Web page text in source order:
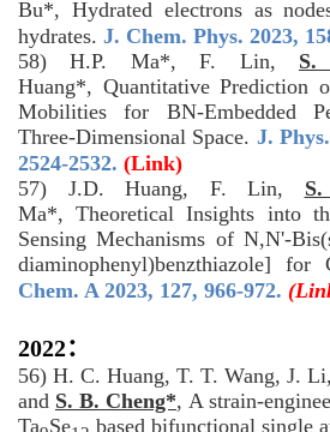
Bu*, Hydrated electrons as
hydrates. J. Chem. Phys. 2023,
58) H.P. Ma*, F. Lin, S.
Huang*, Quantitative Prediction
Mobilities for BN-Embedded
Three-Dimensional Space. J.
2524-2532. (Link)
57) J.D. Huang, F. Lin,
Ma*, Theoretical Insights into
Sensing Mechanisms of N,N'-
diaminophenyl)benzthiazole] for
Chem. A 2023, 127, 966-972.
2022：
56) H. C. Huang, T. T. Wang, J.
and S. B. Cheng*, A strain-
Ta Se based bifunctional single